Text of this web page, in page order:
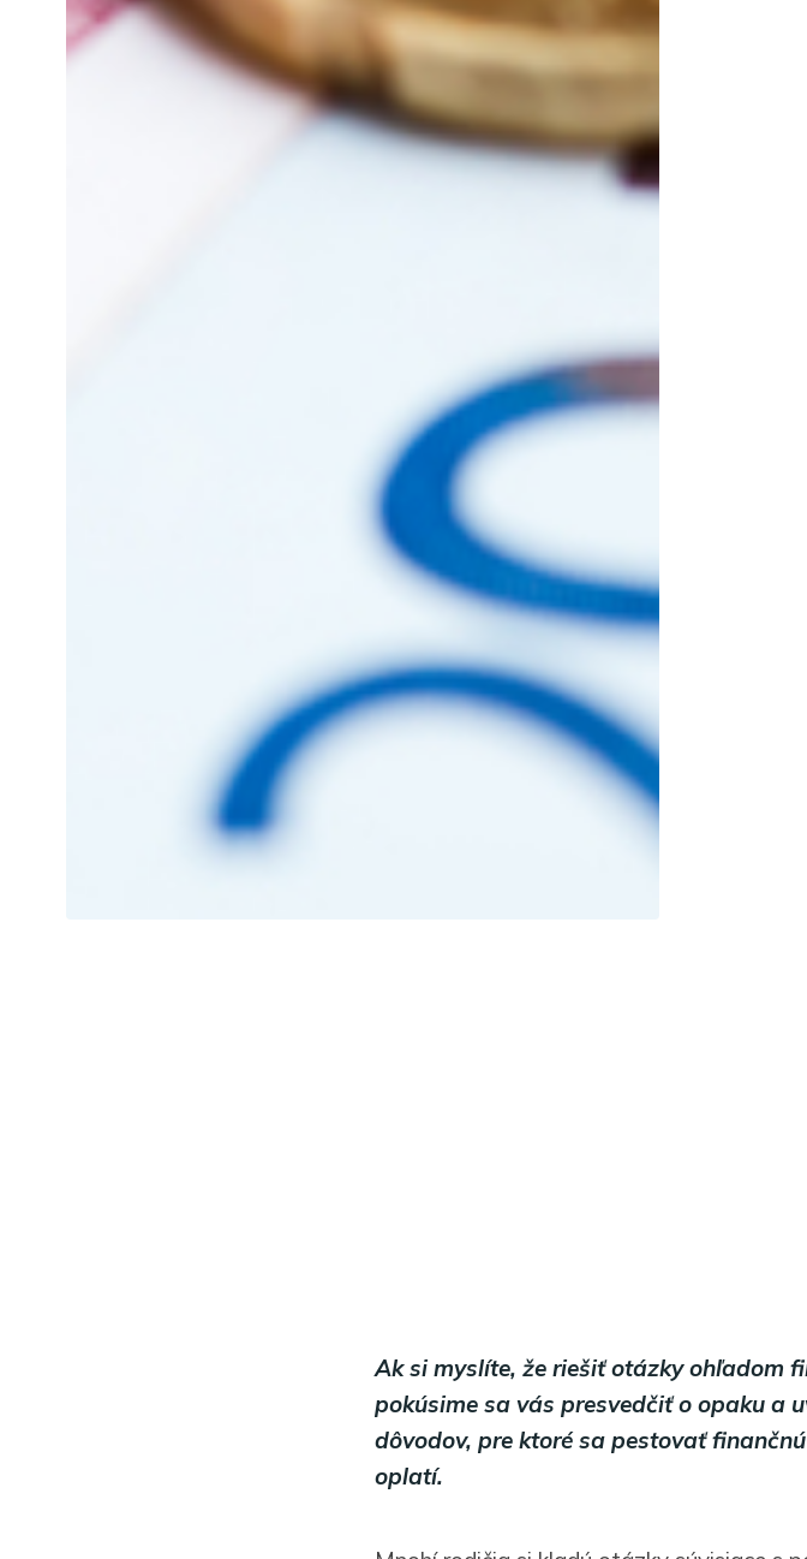
Ak si myslíte, že riešiť otázky ohľadom
pokúsime sa vás presvedčiť o opaku a
dôvodov, pre ktoré sa pestovať
oplatí.